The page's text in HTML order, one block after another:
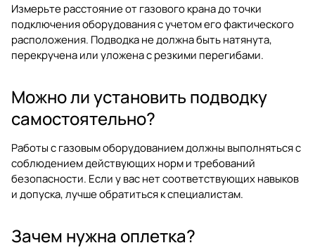
Измерьте расстояние от газового крана до точки
подключения оборудования с учетом его фактического
расположения. Подводка не должна быть натянута,
перекручена или уложена с резкими перегибами.
Можно ли установить подводку
самостоятельно?
Работы с газовым оборудованием должны выполняться с
соблюдением действующих норм и требований
безопасности. Если у вас нет соответствующих навыков
и допуска, лучше обратиться к специалистам.
Зачем нужна оплетка?